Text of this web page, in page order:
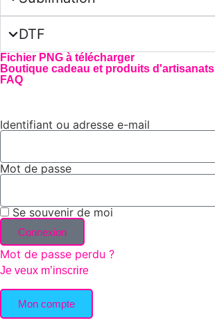
DTF
Fichier PNG à télécharger
Boutique cadeau et produits d'artisanats
FAQ
Identifiant ou adresse e-mail
Mot de passe
Se souvenir de moi
Connexion
Mot de passe perdu ?
Je veux m’inscrire
Mon compte